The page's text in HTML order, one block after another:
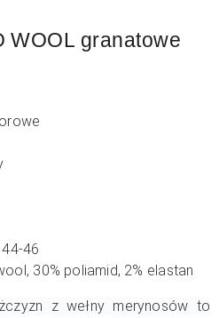
WOOL granatowe
46
30% poliamid, 2% elastan
z wełny merynosów to